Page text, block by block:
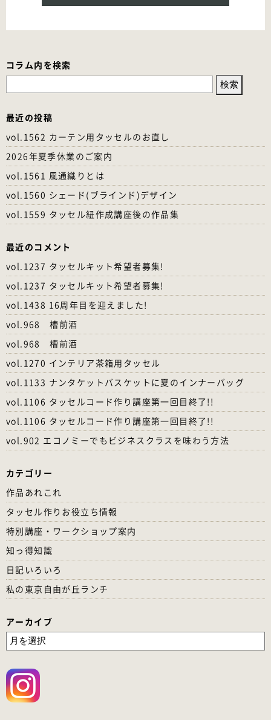
コラム内を検索
検
最近の投稿
vol.1562 カーテン用タッセルのお直し
2026年夏季休業のご案内
vol.1561 風通織りとは
vol.1560 シェード(ブラインド)デザイン
vol.1559 タッセル紐作成講座後の作品集
最近のコメント
vol.1237 タッセルキット希望者募集!
vol.1237 タッセルキット希望者募集!
vol.1438 16周年目を迎えました!
vol.968 槽前酒
vol.968 槽前酒
vol.1270 インテリア茶箱用タッセル
vol.1133 ナンタケットバスケットに夏のインナーバッグ
vol.1106 タッセルコード作り講座第一回目終了!!
vol.1106 タッセルコード作り講座第一回目終了!!
vol.902 エコノミーでもビジネスクラスを味わう方法
カテゴリー
作品あれこれ
タッセル作りお役立ち情報
特別講座・ワークショップ案内
知っ得知識
日記いろいろ
私の東京自由が丘ランチ
アーカイブ